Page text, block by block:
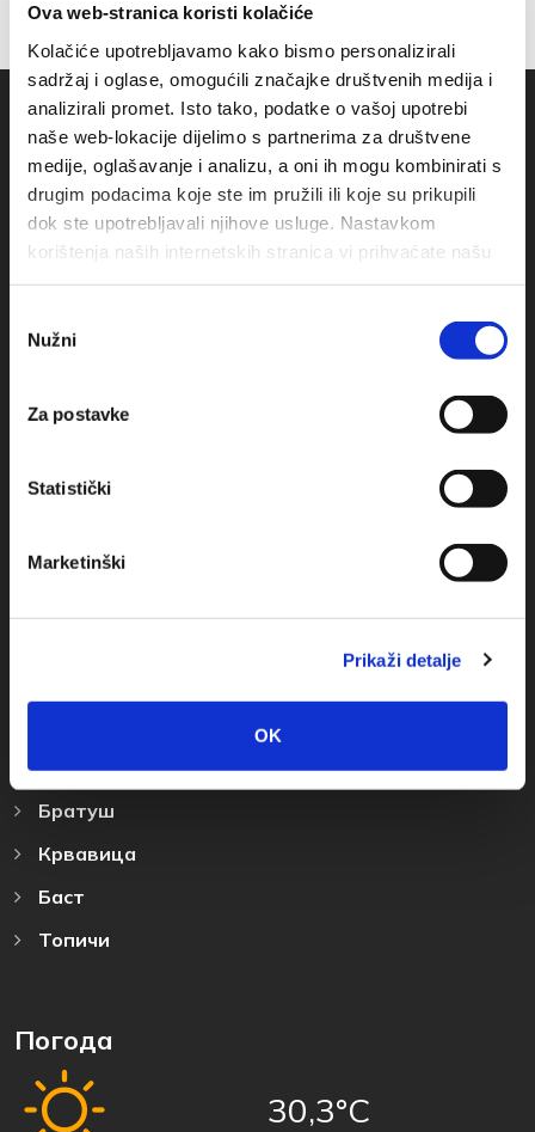
Ova web-stranica koristi kolačiće
Kolačiće upotrebljavamo kako bismo personalizirali
sadržaj i oglase, omogućili značajke društvenih medija i
analizirali promet. Isto tako, podatke o vašoj upotrebi
naše web-lokacije dijelimo s partnerima za društvene
medije, oglašavanje i analizu, a oni ih mogu kombinirati s
drugim podacima koje ste im pružili ili koje su prikupili
dok ste upotrebljavali njihove usluge. Nastavkom
korištenja naših internetskih stranica vi prihvaćate našu
pristanka
Nužni
Za postavke
Statistički
Marketinški
Prikaži detalje
OK
+385(0)21 678754
Промайна
Братуш
Крвавица
Баст
Топичи
Погода
30,3°C